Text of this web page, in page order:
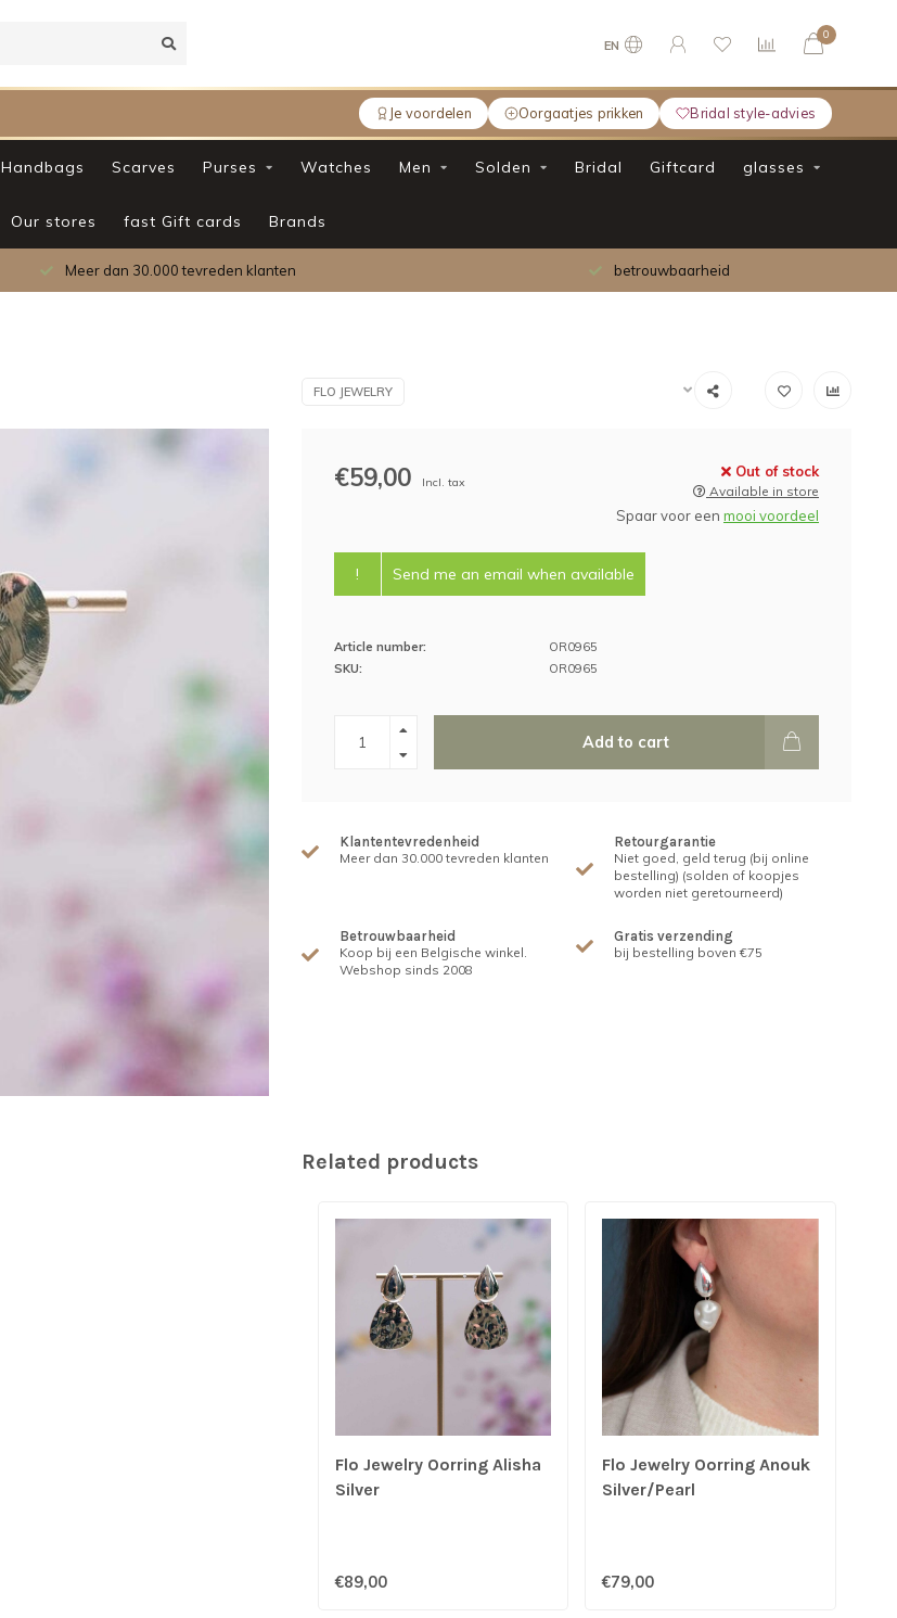
Je voordelen Oorgaatjes prikken Bridal style-advies
EN
0
Handbags Scarves Purses Watches Men Solden Bridal Giftcard glasses
Our stores fast Gift cards Brands
Meer dan 30.000 tevreden klanten betrouwbaarheid
FLO JEWELRY
€59,00 Incl. tax
Out of stock
Available in store
Spaar voor een mooi voordeel
! Send me an email when available
Article number:
OR0965
SKU:
OR0965
Add to cart
Klantentevredenheid
Meer dan 30.000 tevreden klanten
Retourgarantie
Niet goed, geld terug (bij online
bestelling) (solden of koopjes
worden niet geretourneerd)
Betrouwbaarheid
Koop bij een Belgische winkel.
Webshop sinds 2008
Gratis verzending
bij bestelling boven €75
Related products
Flo Jewelry Oorring Alisha
Silver
€89,00
Flo Jewelry Oorring Anouk
Silver/Pearl
€79,00